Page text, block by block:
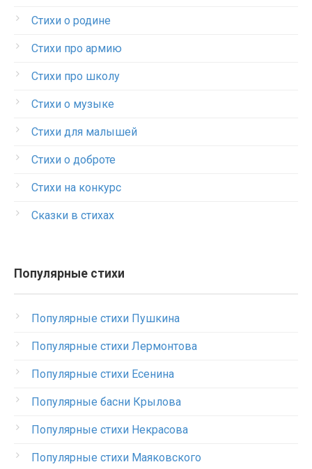
Стихи о родине
Стихи про армию
Стихи про школу
Стихи о музыке
Стихи для малышей
Стихи о доброте
Стихи на конкурс
Сказки в стихах
Популярные стихи
Популярные стихи Пушкина
Популярные стихи Лермонтова
Популярные стихи Есенина
Популярные басни Крылова
Популярные стихи Некрасова
Популярные стихи Маяковского